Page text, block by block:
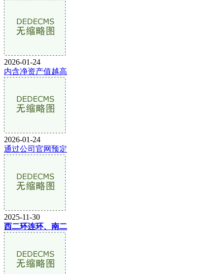
2026-01-24
内含净资产值越高
2026-01-24
通过公司官网预定
2025-11-30
西二环连环、南二